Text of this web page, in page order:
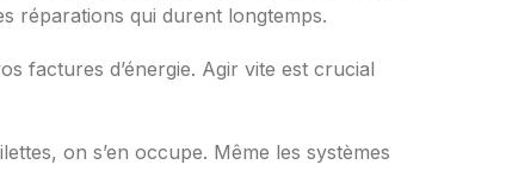
réparations qui durent longtemps.
factures d’énergie. Agir vite est crucial
on s’en occupe. Même les systèmes